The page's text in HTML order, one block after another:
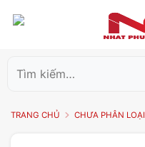
kiếm:
TRANG CHỦ CHƯA PHÂN LOẠI